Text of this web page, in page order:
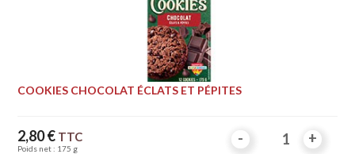
COOKIES CHOCOLAT ÉCLATS ET PÉPITES
Prix
2,80 € TTC
Poids net : 175 g
- +
- +